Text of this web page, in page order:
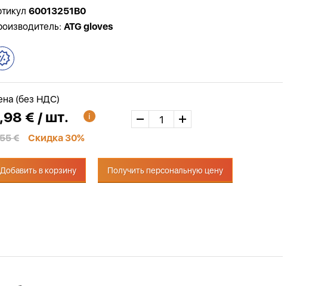
60013251B0
ATG gloves
(без НДС)
€ / шт.
€ Скидка 30%
Добавить в корзину Получить персональную цену